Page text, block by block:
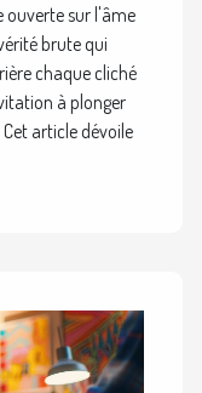
ouverte sur l'âme
brute qui
chaque cliché
à plonger
article dévoile